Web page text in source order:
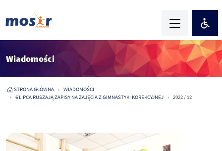
Wiadomości
STRONA GŁÓWNA
WIADOMOŚCI
6 LIPCA RUSZAJĄ ZAPISY NA ZAJĘCIA Z GIMNASTYKI KOREKCYJNEJ
2022 / 12